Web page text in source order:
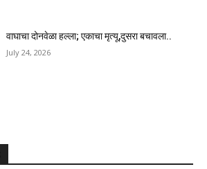
वाघाचा दोनवेळा हल्ला; एकाचा मृत्यू,दुसरा बचावला..
July 24, 2026